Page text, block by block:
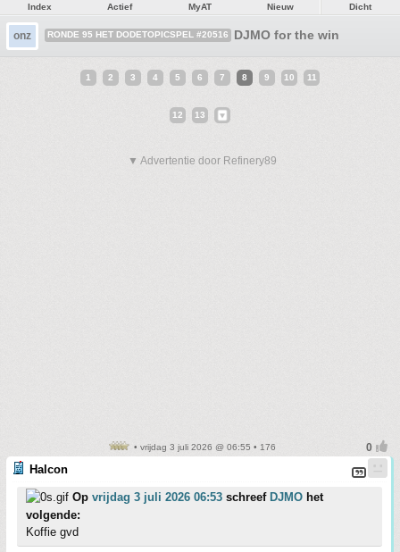
Index Actief MyAT Nieuw Dicht
onz RONDE 95 HET DODETOPICSPEL #20516 DJMO for the win
1 2 3 4 5 6 7 8 9 10 11
12 13
▼ Advertentie door Refinery89
• vrijdag 3 juli 2026 @ 06:55 • 176
Halcon
Op vrijdag 3 juli 2026 06:53 schreef DJMO het
volgende:
Koffie gvd